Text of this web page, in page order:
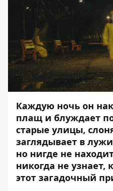
Каждую ночь он
плащ и блуждает
старые улицы,
заглядывает в
но нигде не
никогда не
этот загадочный